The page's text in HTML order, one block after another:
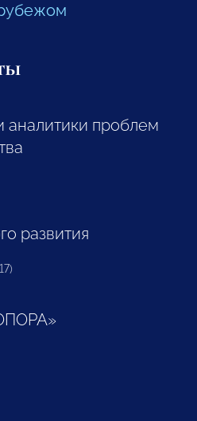
аналитики проблем
развития